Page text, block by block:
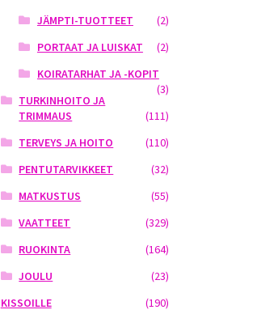
JÄMPTI-TUOTTEET
(2)
PORTAAT JA LUISKAT
(2)
KOIRATARHAT JA -KOPIT
(3)
TURKINHOITO JA
TRIMMAUS
(111)
TERVEYS JA HOITO
(110)
PENTUTARVIKKEET
(32)
MATKUSTUS
(55)
VAATTEET
(329)
RUOKINTA
(164)
JOULU
(23)
KISSOILLE
(190)